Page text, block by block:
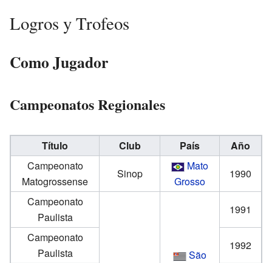
Logros y Trofeos
Como Jugador
Campeonatos Regionales
Título Club País
Año
Campeonato
Matogrossense
Sinop
Mato
Grosso
1990
Campeonato
Paulista
São
1991
Campeonato
Paulista
1992